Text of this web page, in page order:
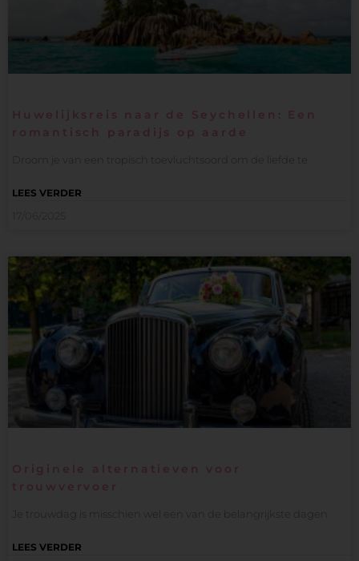
Huwelijksreis naar de Seychellen: Een
romantisch paradijs op aarde
Droom je van een tropisch toevluchtsoord om de liefde te
LEES VERDER
Originele alternatieven voor
trouwvervoer
Je trouwdag is misschien wel een van de belangrijkste dagen
LEES VERDER